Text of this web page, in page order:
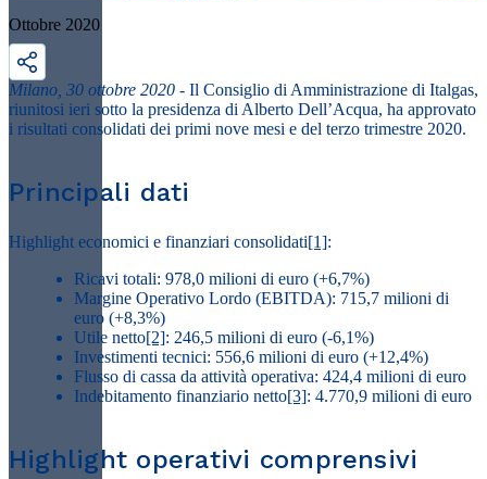
Ottobre 2020
Milano, 30 ottobre 2020 - Il Consiglio di Amministrazione di Italgas,
riunitosi ieri sotto la presidenza di Alberto Dell’Acqua, ha approvato
i risultati consolidati dei primi nove mesi e del terzo trimestre 2020.
Principali dati
Highlight economici e finanziari consolidati[1]:
Ricavi totali: 978,0 milioni di euro (+6,7%)
Margine Operativo Lordo (EBITDA): 715,7 milioni di
euro (+8,3%)
Utile netto[2]: 246,5 milioni di euro (-6,1%)
Investimenti tecnici: 556,6 milioni di euro (+12,4%)
Flusso di cassa da attività operativa: 424,4 milioni di euro
Indebitamento finanziario netto[3]: 4.770,9 milioni di euro
Highlight operativi comprensivi